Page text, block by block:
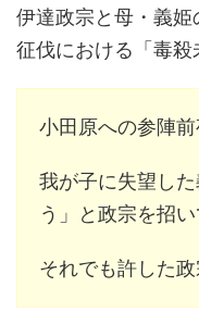
伊達政宗と母・義
征伐における「毒殺
小田原への参陣前
我が子に失望し
う」と政宗を招
それでも許した政